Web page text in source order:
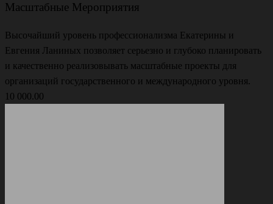
Масштабные Мероприятия
Высочайший уровень профессионализма Екатерины и
Евгения Ланиных позволяет серьезно и глубоко планировать
и качественно реализовывать масштабные проекты для
организаций государственного и международного уровня.
10 000.00